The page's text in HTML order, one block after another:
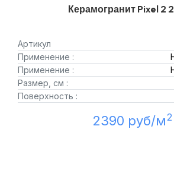
Керамогранит Pixel 2
Артикул
Применение :
Применение :
Размер, см :
Поверхность :
2390 руб/м2